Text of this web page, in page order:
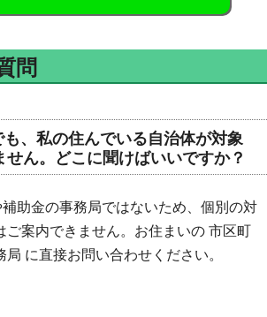
問
、私の住んでいる自治体が対象
ん。どこに聞けばいいですか？
助金の事務局ではないため、個別の対
ご案内できません。お住まいの 市区町
に直接お問い合わせください。